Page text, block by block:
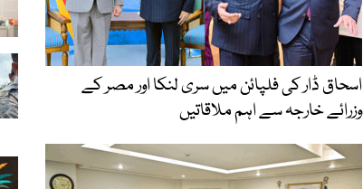
اسحاق ڈار کی فلپائن میں سری لنکا اور مصر کے
وزرائے خارجہ سے اہم ملاقاتیں